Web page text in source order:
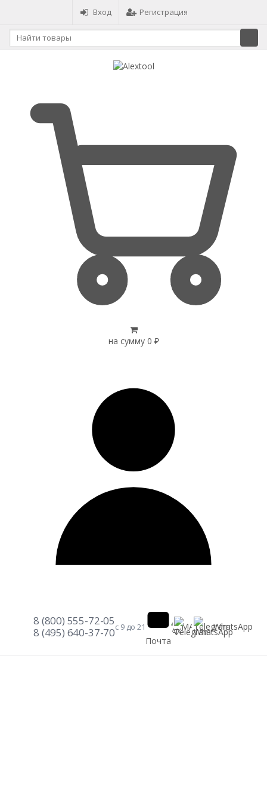
Вход Регистрация
на сумму 0 ₽
8 (800) 555-72-05
8 (495) 640-37-70с 9 до 21
Почта
MAXTelegramWhatsApp